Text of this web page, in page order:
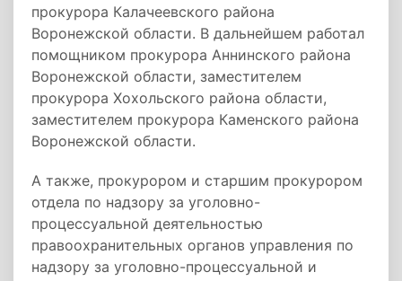
прокурора Калачеевского района
Воронежской области. В дальнейшем работал
помощником прокурора Аннинского района
Воронежской области, заместителем
прокурора Хохольского района области,
заместителем прокурора Каменского района
Воронежской области.
А также, прокурором и старшим прокурором
отдела по надзору за уголовно-
процессуальной деятельностью
правоохранительных органов управления по
надзору за уголовно-процессуальной и